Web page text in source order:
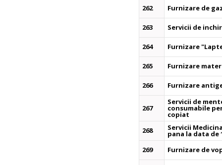
262
Furnizare de
263 Servicii de
264 Furnizare
265 Furnizare
266 Furnizare
267
Servicii de
consumabile
copiat
268
Servicii
pana la data de
269
Furnizare de